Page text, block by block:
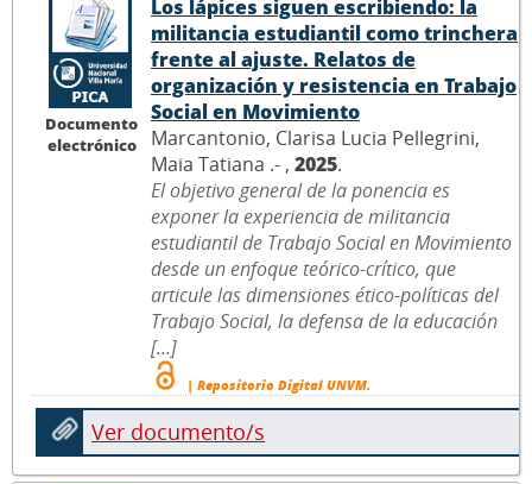
Documento
electrónico
Los lápices siguen escribiendo: la
militancia estudiantil como trinchera
frente al ajuste. Relatos de
organización y resistencia en Trabajo
Social en Movimiento
Marcantonio, Clarisa Lucia Pellegrini,
Maia Tatiana .- , 2025.
El objetivo general de la ponencia es
exponer la experiencia de militancia
estudiantil de Trabajo Social en Movimiento
desde un enfoque teórico-crítico, que
articule las dimensiones ético-políticas del
Trabajo Social, la defensa de la educación
[...]
| Repositorio Digital UNVM.
Ver documento/s